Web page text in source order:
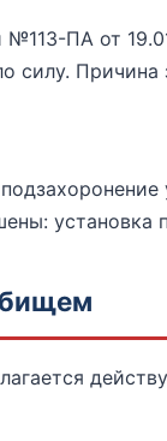
№113-ПА от
силу.
установка